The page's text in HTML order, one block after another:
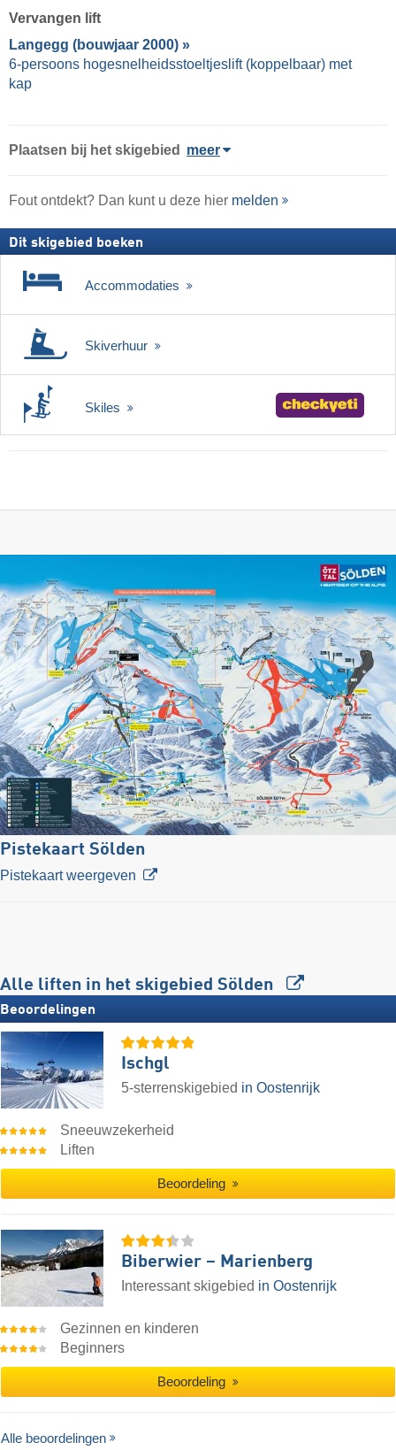
Vervangen lift
Langegg (bouwjaar 2000) »
6-persoons hogesnelheidsstoeltjeslift (koppelbaar) met
kap
Plaatsen bij het skigebied meer
Fout ontdekt? Dan kunt u deze hier melden
Dit skigebied boeken
Accommodaties
Skiverhuur
Skiles
Pistekaart Sölden
Pistekaart weergeven
Alle liften in het skigebied Sölden
Beoordelingen
Ischgl
5-sterrenskigebied in Oostenrijk
Sneeuwzekerheid
Liften
Beoordeling
Biberwier – Marienberg
Interessant skigebied in Oostenrijk
Gezinnen en kinderen
Beginners
Beoordeling
Alle beoordelingen